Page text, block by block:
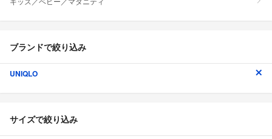
ブランドで絞り込み
UNIQLO
サイズで絞り込み